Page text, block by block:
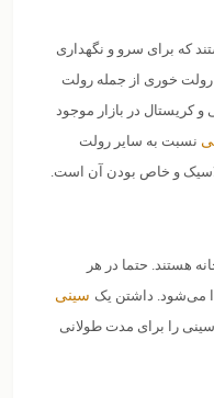
که برای سرو و نگهداری
رولت خوری از جمله رولت
کریستال در بازار موجود
نسبت به سایر رولت
و خاص بودن آن است.
هستند. حتما در هر
می‌شود. داشتن یک سینی
سینی را برای مدت طولانی